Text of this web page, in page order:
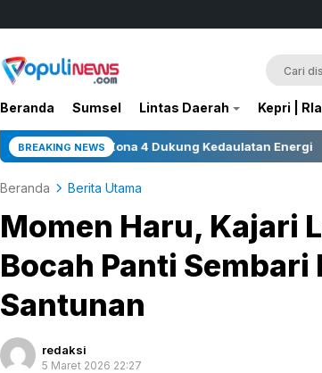
Beranda Sumsel Lintas Daerah Kepri |
BREAKING NEWS
Dukung Kedaulatan Energi Bupati
Beranda Berita Utama
Momen Haru, Kajari
Bocah Panti
Santunan
redaksi
5 Maret 2026 22:27